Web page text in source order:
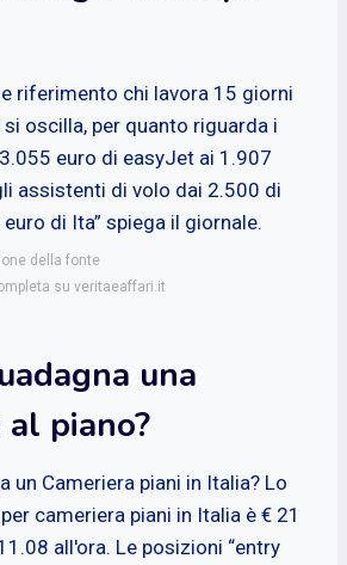
riferimento chi lavora 15 giorni
oscilla, per quanto riguarda i
euro di easyJet ai 1.907
assistenti di volo dai 2.500 di
di Ita” spiega il giornale.
della fonte
su veritaeaffari.it
una
al piano?
un Cameriera piani in Italia? Lo
cameriera piani in Italia è € 21
all'ora. Le posizioni “entry